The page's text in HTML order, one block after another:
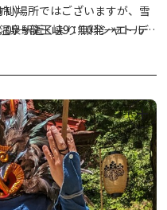
制)
00→龍王峡9：10発→エーデ
ースと、お子様に人気のキッ
場所ではございますが、雪
泉駅近くより無料シャトルバ